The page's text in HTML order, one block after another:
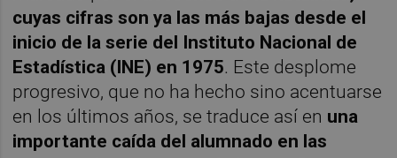
cuyas cifras son ya las más bajas desde el
inicio de la serie del Instituto Nacional de
Estadística (INE) en 1975. Este desplome
progresivo, que no ha hecho sino acentuarse
en los últimos años, se traduce así en una
importante caída del alumnado en las